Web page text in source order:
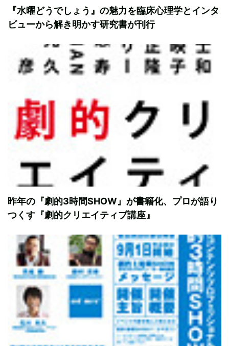
『水曜どうでしょう』の魅力を臨床心理学とインタ
ビューから解き明かす研究書が刊行
昨年の『劇的3時間SHOW』が書籍化、プロが語り
つくす『劇的クリエイティブ講座』